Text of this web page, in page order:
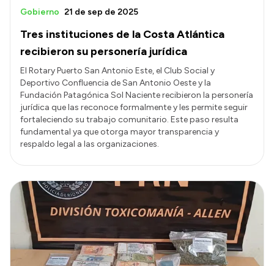
Tres instituciones de la Costa Atlántica
recibieron su personería jurídica
Gobierno 21 de sep de 2025
El Rotary Puerto San Antonio Este, el Club Social y
Deportivo Confluencia de San Antonio Oeste y la
Fundación Patagónica Sol Naciente recibieron la personería
jurídica que las reconoce formalmente y les permite seguir
fortaleciendo su trabajo comunitario. Este paso resulta
fundamental ya que otorga mayor transparencia y
respaldo legal a las organizaciones.